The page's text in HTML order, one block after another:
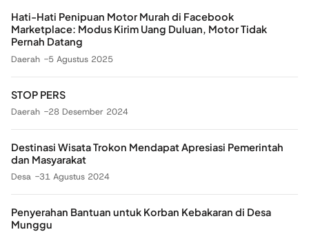
Hati-Hati Penipuan Motor Murah di Facebook
Marketplace: Modus Kirim Uang Duluan, Motor Tidak
Pernah Datang
Daerah 5 Agustus 2025
STOP PERS
Daerah 28 Desember 2024
Destinasi Wisata Trokon Mendapat Apresiasi Pemerintah
dan Masyarakat
Desa 31 Agustus 2024
Penyerahan Bantuan untuk Korban Kebakaran di Desa
Munggu